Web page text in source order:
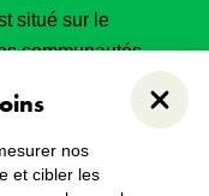
nos
et cibler les
situé sur le
communautés
a eu et
historique,
de la